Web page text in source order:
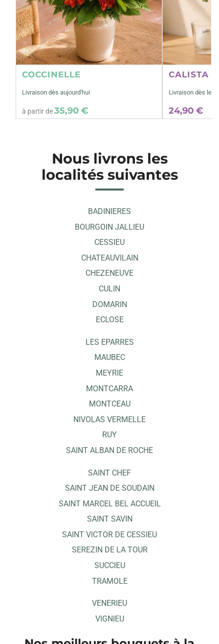
COCCINELLE
Livraison dès aujourd'hui
à partir de35,90 €
CALISTA
Livraison dès le
24,90 €
Nous livrons les
localités suivantes
BADINIERES
BOURGOIN JALLIEU
CESSIEU
CHATEAUVILAIN
CHEZENEUVE
CULIN
DOMARIN
ECLOSE
LES EPARRES
MAUBEC
MEYRIE
MONTCARRA
MONTCEAU
NIVOLAS VERMELLE
RUY
SAINT ALBAN DE ROCHE
SAINT CHEF
SAINT JEAN DE SOUDAIN
SAINT MARCEL BEL ACCUEIL
SAINT SAVIN
SAINT VICTOR DE CESSIEU
SEREZIN DE LA TOUR
SUCCIEU
TRAMOLE
VENERIEU
VIGNIEU